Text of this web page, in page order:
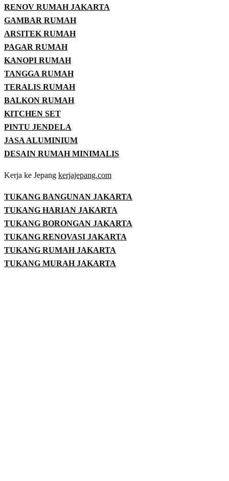
RENOV RUMAH JAKARTA
GAMBAR RUMAH
ARSITEK RUMAH
PAGAR RUMAH
KANOPI RUMAH
TANGGA RUMAH
TERALIS RUMAH
BALKON RUMAH
KITCHEN SET
PINTU JENDELA
JASA ALUMINIUM
DESAIN RUMAH MINIMALIS
Kerja ke Jepang kerjajepang.com
TUKANG BANGUNAN JAKARTA
TUKANG HARIAN JAKARTA
TUKANG BORONGAN JAKARTA
TUKANG RENOVASI JAKARTA
TUKANG RUMAH JAKARTA
TUKANG MURAH JAKARTA